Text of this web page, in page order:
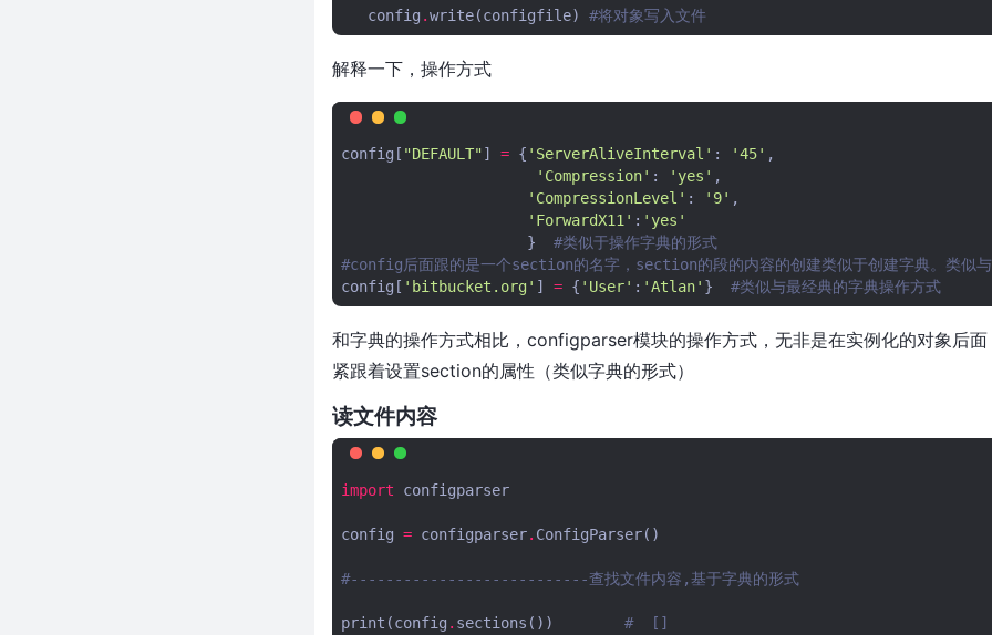
config .write(configfile) #将对象写入文件
解释一下，操作方式
config [ "DEFAULT" ] = { 'ServerAliveInterval' : '45' ,
'Compression' : 'yes' ,
'CompressionLevel' : '9' ,
'ForwardX11' : 'yes'
}
#类似于操作字典的形式
#config后面跟的是一个section的名字，section的段的内容的创建类似于创建字典。类似与
config [ 'bitbucket.org' ] = { 'User' : 'Atlan' } #类似与最经典的字典操作方式
和字典的操作方式相比，configparser模块的操作方式，无非是在实例化的对象后
紧跟着设置section的属性（类似字典的形式）
读文件内容
import configparser
config = configparser. ConfigParser()
#---------------------------查找文件内容,基于字典的形式
print (config . sections ()) #  []